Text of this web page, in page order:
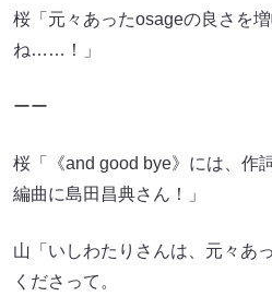
桜「元々あったosageの良さを
ね……！」
ーー
桜「《and good bye》には、作
編曲に島田昌典さん！」
山「いしわたりさんは、元々あ
くださって。